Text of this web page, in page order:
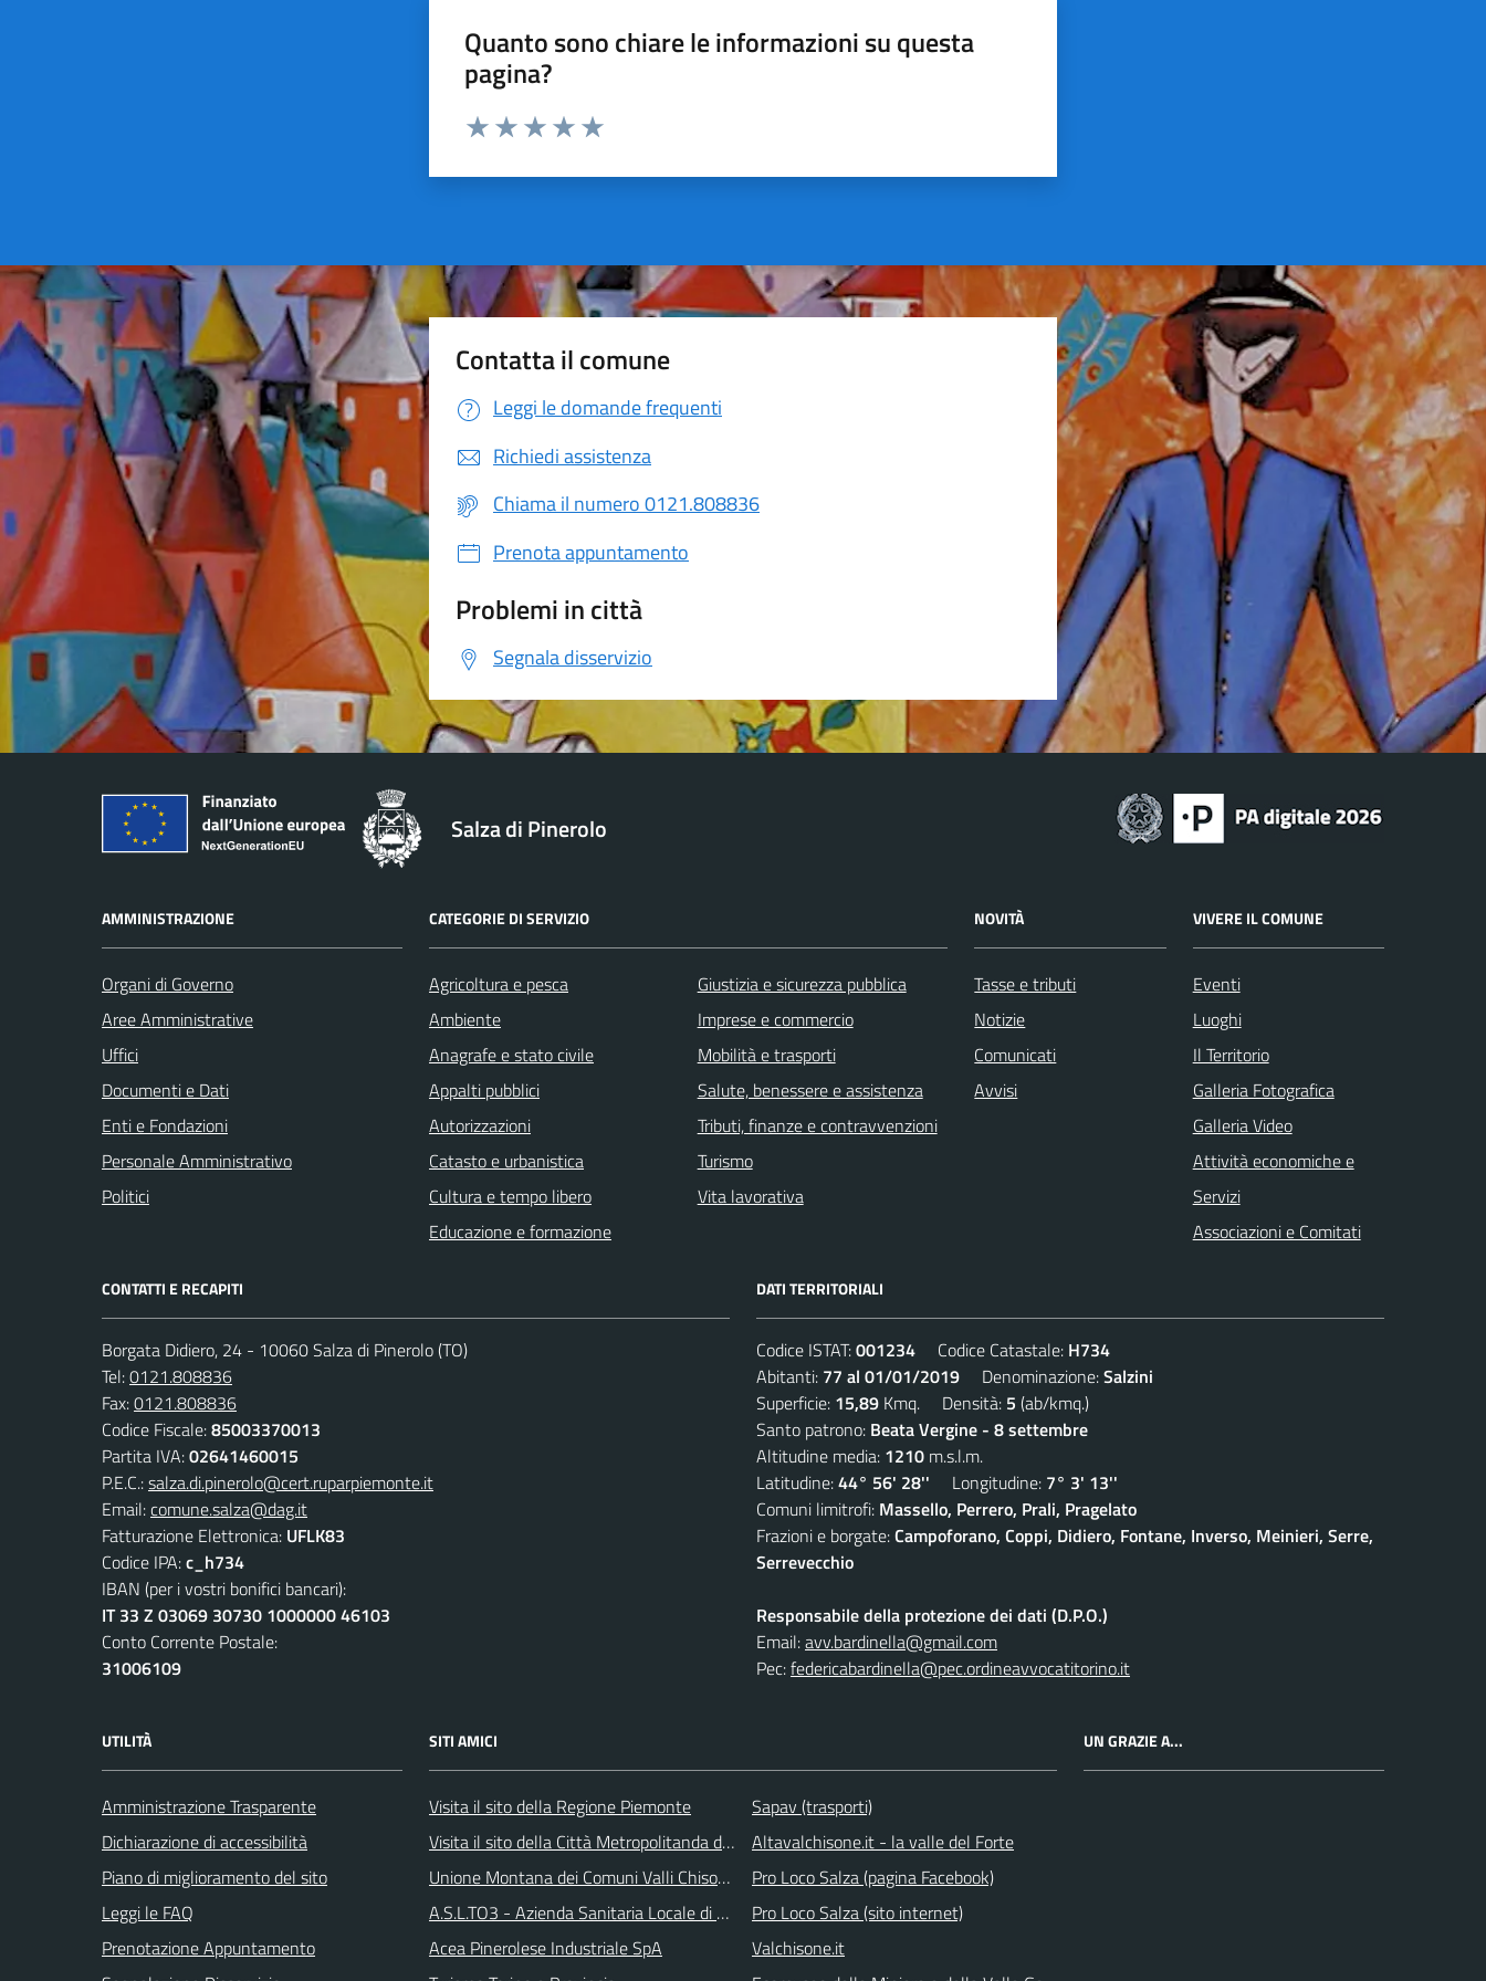
Quanto sono chiare le informazioni su questa
pagina?
Valuta da 1 a 5 stelle la pagina
Contatta il comune
Leggi le domande frequenti
Richiedi assistenza
Chiama il numero 0121.808836
Prenota appuntamento
Problemi in città
Segnala disservizio
Salza di Pinerolo
AMMINISTRAZIONE
Organi di Governo
Aree Amministrative
Uffici
Documenti e Dati
Enti e Fondazioni
Personale Amministrativo
Politici
CATEGORIE DI SERVIZIO
Agricoltura e pesca
Ambiente
Anagrafe e stato civile
Appalti pubblici
Autorizzazioni
Catasto e urbanistica
Cultura e tempo libero
Educazione e formazione
Giustizia e sicurezza pubblica
Imprese e commercio
Mobilità e trasporti
Salute, benessere e assistenza
Tributi, finanze e contravvenzioni
Turismo
Vita lavorativa
NOVITÀ
Tasse e tributi
Notizie
Comunicati
Avvisi
VIVERE IL COMUNE
Eventi
Luoghi
Il Territorio
Galleria Fotografica
Galleria Video
Attività economiche e
Servizi
Associazioni e Comitati
CONTATTI E RECAPITI
Borgata Didiero, 24 - 10060 Salza di Pinerolo (TO)
Tel:0121.808836
Fax:0121.808836
Codice Fiscale:85003370013
Partita IVA:02641460015
P.E.C.:salza.di.pinerolo@cert.ruparpiemonte.it
Email:comune.salza@dag.it
Fatturazione Elettronica: UFLK83
Codice IPA:c_h734
IBAN (per i vostri bonifici bancari):
IT 33 Z 03069 30730 1000000 46103
Conto Corrente Postale:
31006109
DATI TERRITORIALI
Codice ISTAT:001234 Codice Catastale: H734
Abitanti: 77 al 01/01/2019 Denominazione:Salzini
Superficie: 15,89 Kmq. Densità: 5 (ab/kmq.)
Santo patrono: Beata Vergine - 8 settembre
Altitudine media: 1210 m.s.l.m.
Latitudine:44° 56' 28'' Longitudine: 7° 3' 13''
Comuni limitrofi: Massello, Perrero, Prali, Pragelato
Frazioni e borgate:Campoforano, Coppi, Didiero, Fontane, Inverso, Meinieri, Serre,
Serrevecchio
Responsabile della protezione dei dati (D.P.O.)
Email:avv.bardinella@gmail.com
Pec:federicabardinella@pec.ordineavvocatitorino.it
UTILITÀ
Amministrazione Trasparente
Dichiarazione di accessibilità
Piano di miglioramento del sito
Leggi le FAQ
Prenotazione Appuntamento
SITI AMICI
Visita il sito della Regione Piemonte
Visita il sito della Città Metropolitanda di Torino
Unione Montana dei Comuni Valli Chisone e Germanasca
A.S.L.TO3 - Azienda Sanitaria Locale di Collegno e Pinerolo
Acea Pinerolese Industriale SpA
Sapav (trasporti)
Altavalchisone.it - la valle del Forte
Pro Loco Salza (pagina Facebook)
Pro Loco Salza (sito internet)
Valchisone.it
UN GRAZIE A...